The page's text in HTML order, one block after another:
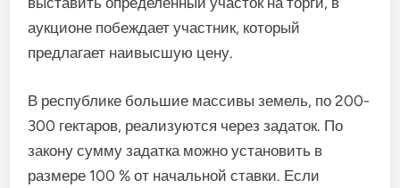
аукционе побеждает участник, который
предлагает наивысшую цену.
В республике большие массивы земель, по 200-
300 гектаров, реализуются через задаток. По
закону сумму задатка можно установить в
размере 100 % от начальной ставки. Если